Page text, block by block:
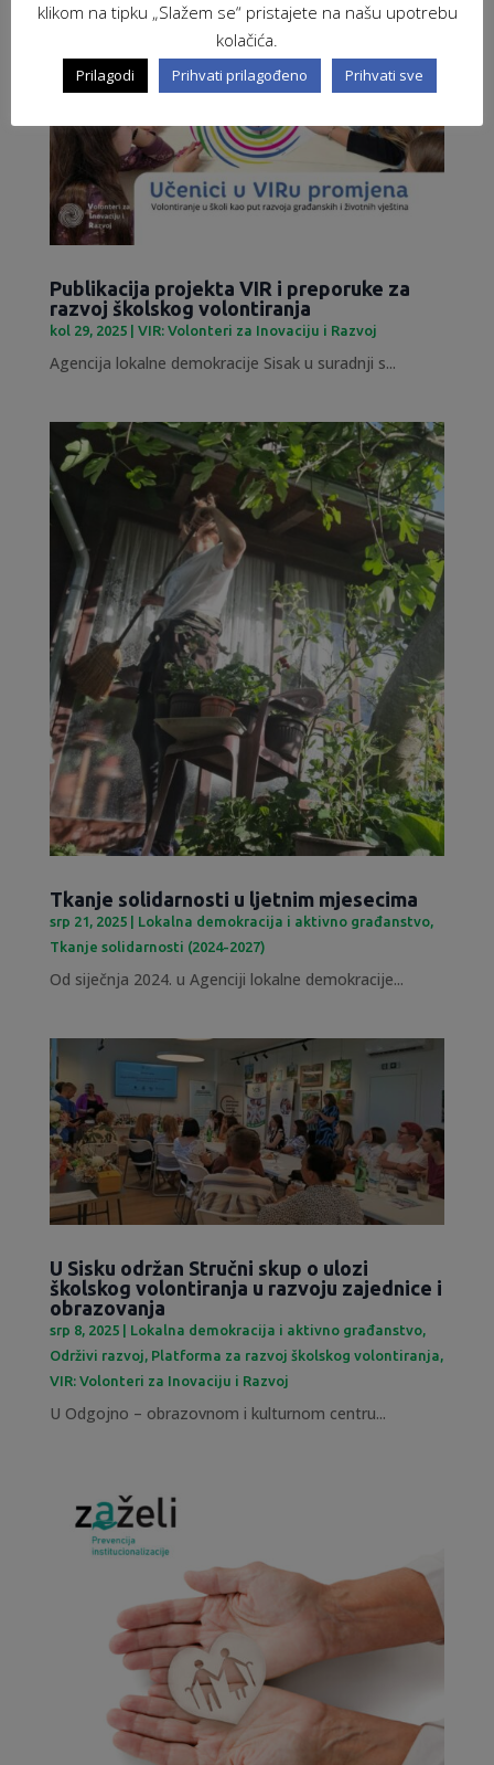
Publikacija projekta VIR i preporuke za
razvoj školskog volontiranja
kol 29, 2025| VIR: Volonteri za Inovaciju i Razvoj
Agencija lokalne demokracije Sisak u suradnji s...
Tkanje solidarnosti u ljetnim mjesecima
srp 21, 2025| Lokalna demokracija i aktivno građanstvo,
Tkanje solidarnosti (2024-2027)
Od siječnja 2024. u Agenciji lokalne demokracije...
U Sisku održan Stručni skup o ulozi
školskog volontiranja u razvoju zajednice i
obrazovanja
srp 8, 2025| Lokalna demokracija i aktivno građanstvo,
Održivi razvoj, Platforma za razvoj školskog volontiranja,
VIR: Volonteri za Inovaciju i Razvoj
U Odgojno – obrazovnom i kulturnom centru...
klikom na tipku „Slažem se“ pristajete na našu upotrebu
kolačića.
Prilagodi Prihvati prilagođeno Prihvati sve